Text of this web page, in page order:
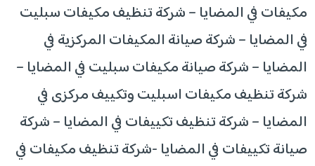
مكيفات في المضايا – شركة تنظيف مكيفات سبليت
في المضايا – شركة صيانة المكيفات المركزية في
المضايا – شركة صيانة مكيفات سبليت في المضايا –
شركة تنظيف مكيفات اسبليت وتكييف مركزى في
المضايا – شركة تنظيف تكييفات في المضايا – شركة
صيانة تكييفات في المضايا -شركة تنظيف مكيفات في